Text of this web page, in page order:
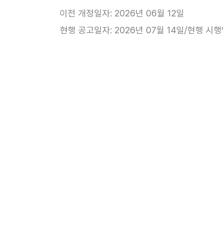
이전 개정일자: 2026년 06월 12일
현행 공고일자: 2026년 07월 14일/현행 시